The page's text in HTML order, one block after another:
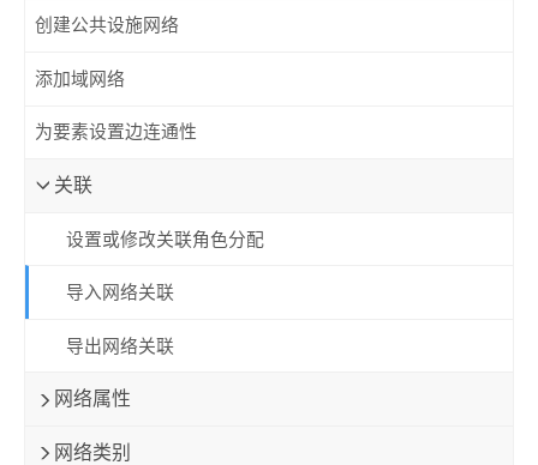
创建公共设施网络
添加域网络
为要素设置边连通性
关联
设置或修改关联角色分配
导入网络关联
导出网络关联
网络属性
网络类别